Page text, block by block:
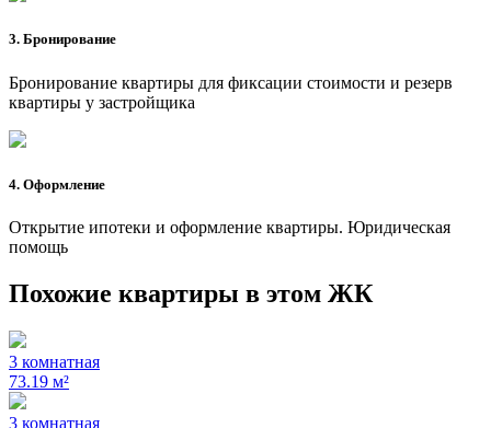
3. Бронирование
Бронирование квартиры для фиксации стоимости и резерв
квартиры у застройщика
4. Оформление
Открытие ипотеки и оформление квартиры. Юридическая
помощь
Похожие квартиры в этом ЖК
3 комнатная
73.19 м²
3 комнатная